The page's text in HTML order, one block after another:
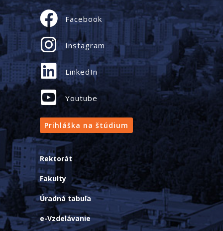
Facebook
Instagram
LinkedIn
Youtube
Prihláška na štúdium
Rektorát
Fakulty
Úradná tabuľa
e-Vzdelávanie